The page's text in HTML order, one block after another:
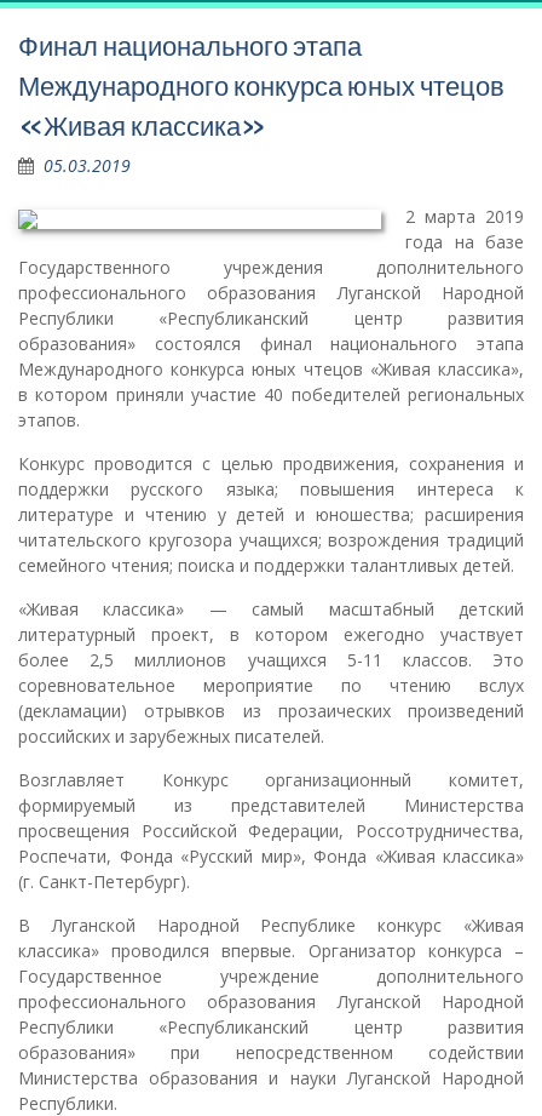
Финал национального этапа
Международного конкурса юных чтецов
«Живая классика»
05.03.2019
2 марта 2019
года на базе
Государственного учреждения дополнительного
профессионального образования Луганской Народной
Республики «Республиканский центр развития
образования» состоялся финал национального этапа
Международного конкурса юных чтецов «Живая классика»,
в котором приняли участие 40 победителей региональных
этапов.
Конкурс проводится с целью продвижения, сохранения и
поддержки русского языка; повышения интереса к
литературе и чтению у детей и юношества; расширения
читательского кругозора учащихся; возрождения традиций
семейного чтения; поиска и поддержки талантливых детей.
«Живая классика» — самый масштабный детский
литературный проект, в котором ежегодно участвует
более 2,5 миллионов учащихся 5-11 классов. Это
соревновательное мероприятие по чтению вслух
(декламации) отрывков из прозаических произведений
российских и зарубежных писателей.
Возглавляет Конкурс организационный комитет,
формируемый из представителей Министерства
просвещения Российской Федерации, Россотрудничества,
Роспечати, Фонда «Русский мир», Фонда «Живая классика»
(г. Санкт-Петербург).
В Луганской Народной Республике конкурс «Живая
классика» проводился впервые. Организатор конкурса –
Государственное учреждение дополнительного
профессионального образования Луганской Народной
Республики «Республиканский центр развития
образования» при непосредственном содействии
Министерства образования и науки Луганской Народной
Республики.